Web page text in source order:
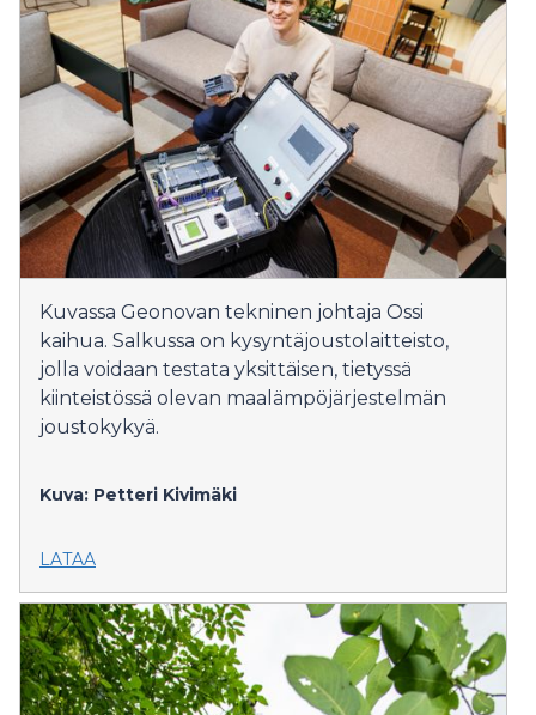
Kuvassa Geonovan tekninen johtaja Ossi
kaihua. Salkussa on kysyntäjoustolaitteisto,
jolla voidaan testata yksittäisen, tietyssä
kiinteistössä olevan maalämpöjärjestelmän
joustokykyä.
Kuva: Petteri Kivimäki
LATAA